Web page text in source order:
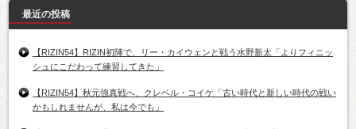
最近の投稿
【RIZIN54】RIZIN初陣で、リー・カイウェンと戦う水野新太「よりフィニッ
シュにこだわって練習してきた」
【RIZIN54】秋元強真戦へ、クレベル・コイケ「古い時代と新しい時代の戦い
かもしれませんが、私は今でも」